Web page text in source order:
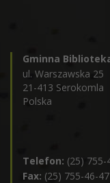
Gminna
ul. Warszawska 25
21-413 Serokomla
Polska
Telefon: (25) 755-
Fax: (25) 755-46-47